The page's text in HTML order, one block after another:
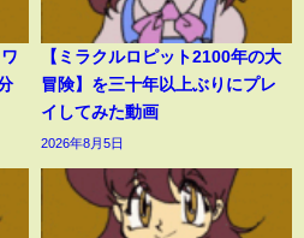
【ミラクルロピット2100年の大
冒険】を三十年以上ぶりにプレ
イしてみた動画
2026年8月5日